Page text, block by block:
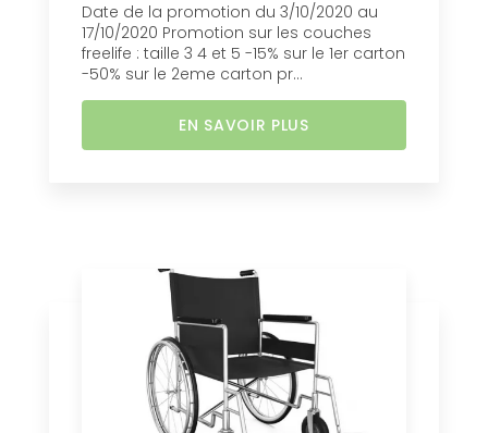
Date de la promotion du 3/10/2020 au
17/10/2020 Promotion sur les couches
freelife : taille 3 4 et 5 -15% sur le 1er carton
-50% sur le 2eme carton pr...
EN SAVOIR PLUS